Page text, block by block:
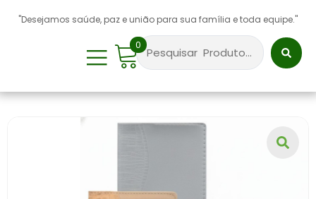
"Desejamos saúde, paz e união para sua família e toda equipe."
0